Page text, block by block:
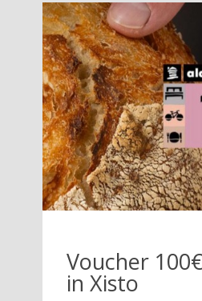
Voucher
in Xisto